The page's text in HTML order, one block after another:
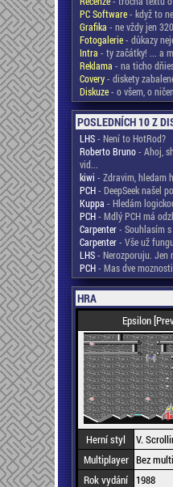
PC Software- když to
Grafika - ne vždy jen
Fotogalerie- důkazy
Intra - ty začátky! ... a
Reklama - na ticho
Covery- diskety
Diskuze- o všem, o
POSLEDNÍCH 10 Z
LHS- Není to HotRod?
Roberto Bruno- Ahoj,
vid...
kiwi - Zdravim, hledam
PCH- DeepSeek našel
Kuppa - Hledám
PCH- Mdlý PCH má
Carpenter- Souhlasím
Carpenter- Vše už
LHS- Nerozporuju. Jen
PCH- Mas dve
HRA
Epsilon
Herní styl
V.
Multiplayer Bez
Rok vydání
1988